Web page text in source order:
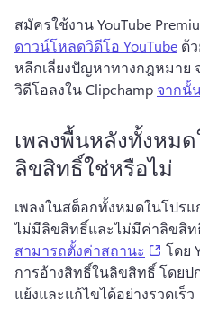
สมัครใช้งาน YouTube
ดาวน์โหลดวิดีโอ YouTube ด้
หลีกเลี่ยงปัญหาทางกฎหมาย
วิดีโอลงใน Clipchamp จากนั้
เพลงพื้นหลังทั้งหม
ลิขสิทธิ์ใช่หรือไม่
เพลงในสต็อกทั้งหมดในโปร
ไม่มีลิขสิทธิ์และไม่มีค่าลิขสิ
สามารถตั้งค่าสถานะ
โดย
การอ้างสิทธิ์ในลิขสิทธิ์ โดยป
แย้งและแก้ไขได้อย่างรวดเร็ว